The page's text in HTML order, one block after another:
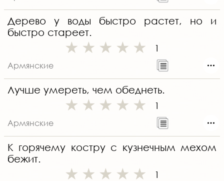
Дерево у воды быстро растет, но и
быстро стареет.
1
Армянские
Лучше умереть, чем обеднеть.
1
Армянские
К горячему костру с кузнечным мехом
бежит.
1